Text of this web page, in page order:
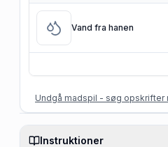
Vand fra hanen
Undgå madspil - søg
Instruktioner